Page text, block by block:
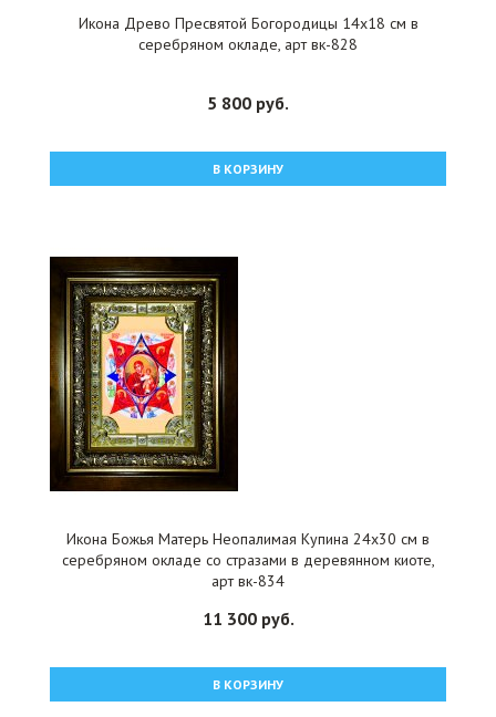
Икона Древо Пресвятой Богородицы 14x18 см в
серебряном окладе, арт вк-828
5 800 руб.
В КОРЗИНУ
Икона Божья Матерь Неопалимая Купина 24x30 см в
серебряном окладе со стразами в деревянном киоте,
арт вк-834
11 300 руб.
В КОРЗИНУ